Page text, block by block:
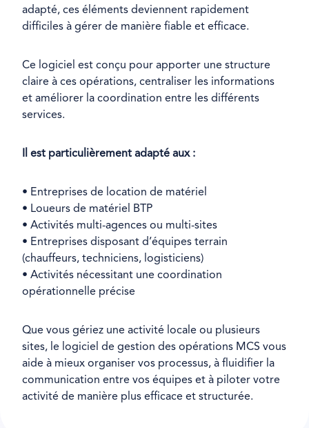
adapté, ces éléments deviennent rapidement
difficiles à gérer de manière fiable et efficace.
Ce logiciel est conçu pour apporter une structure
claire à ces opérations, centraliser les informations
et améliorer la coordination entre les différents
services.
Il est particulièrement adapté aux :
• Entreprises de location de matériel
• Loueurs de matériel BTP
• Activités multi-agences ou multi-sites
• Entreprises disposant d’équipes terrain
(chauffeurs, techniciens, logisticiens)
• Activités nécessitant une coordination
opérationnelle précise
Que vous gériez une activité locale ou plusieurs
sites, le logiciel de gestion des opérations MCS vous
aide à mieux organiser vos processus, à fluidifier la
communication entre vos équipes et à piloter votre
activité de manière plus efficace et structurée.